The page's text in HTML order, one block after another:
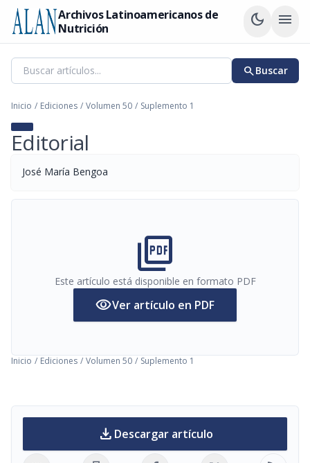
Archivos Latinoamericanos de
Nutrición
dark_mode menu
searchBuscar
Inicio / Ediciones / Volumen 50 / Suplemento 1
Editorial
José María Bengoa
picture_as_pdf
Este artículo está disponible en formato PDF
visibilityVer artículo en PDF
Inicio / Ediciones / Volumen 50 / Suplemento 1
download Descargar artículo